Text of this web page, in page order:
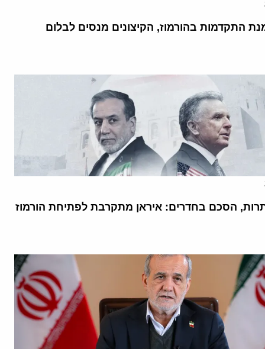
התקדמות בהורמוז, הקיצונים מנסים לבלום
הסכם בחדרים: איראן מתקרבת לפתיחת הורמוז